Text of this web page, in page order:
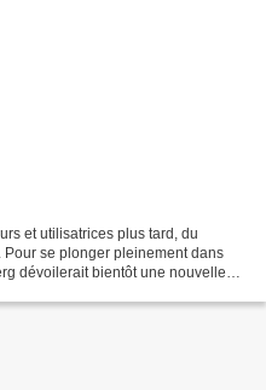
et utilisatrices plus tard, du
Pour se plonger pleinement dans
dévoilerait bientôt une nouvelle